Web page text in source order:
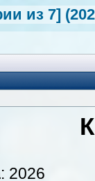
из 7]
: 2026